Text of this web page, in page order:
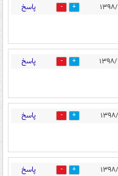
9 پاسخ
1 پاسخ
11 پاسخ
8 پاسخ